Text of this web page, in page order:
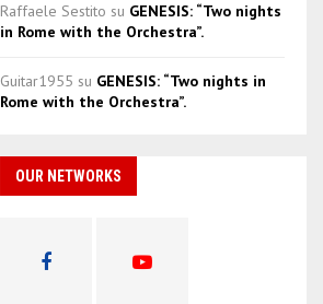
Raffaele Sestito su GENESIS: “Two nights
in Rome with the Orchestra”.
Guitar1955 su GENESIS: “Two nights in
Rome with the Orchestra”.
OUR NETWORKS